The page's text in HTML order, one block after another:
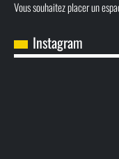
Vous souhaitez placer un
Instagram